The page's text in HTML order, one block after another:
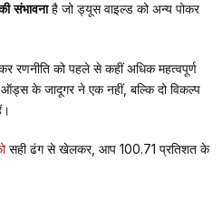
संभावनाहै जो ड्यूस वाइल्ड को अन्य पोकर
रणनीति को पहले से कहीं अधिक महत्वपूर्ण
के जादूगर ने एक नहीं, बल्कि दो विकल्प
सही ढंग से खेलकर, आप 100.71 प्रतिशत के